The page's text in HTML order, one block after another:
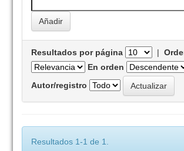
Resultados por página |
En orden
Autor/registro
Resultados 1-1 de 1.